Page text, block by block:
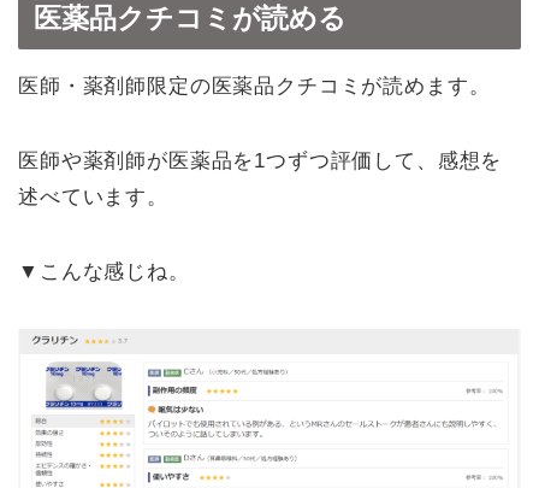
医薬品クチコミが読める
医師・薬剤師限定の医薬品クチコミが読めます。
医師や薬剤師が医薬品を1つずつ評価して、感想を
述べています。
▼こんな感じね。